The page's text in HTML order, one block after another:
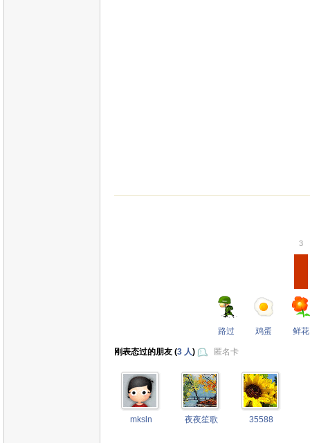
路过 鸡蛋
3
鲜花
刚表态过的朋友 (3 人) 匿名卡
mksln 夜夜笙歌 35588